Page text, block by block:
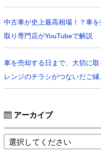
中古車が史上最高相場！？車
取り専門店がYouTubeで解説
車を売却する日まで、大切に
レンジのチラシがつないだご縁
アーカイブ